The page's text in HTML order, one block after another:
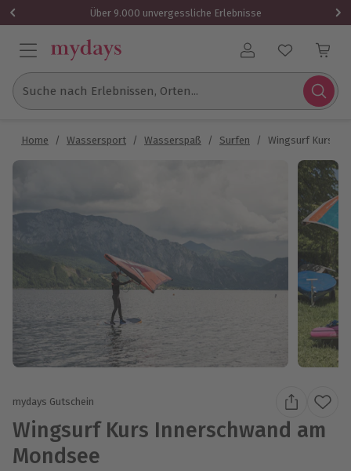
Über 9.000 unvergessliche Erlebnisse
Benutzerkonto
Suche nach Erlebnissen, Orten...
Home / Wassersport / Wasserspaß / Surfen / Wingsurf Kurs
mydays Gutschein
Wingsurf Kurs Innerschwand am
Mondsee